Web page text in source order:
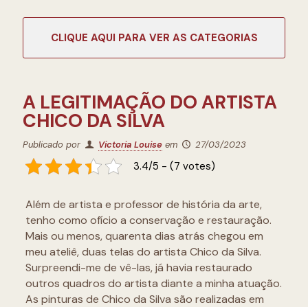
A LEGITIMAÇÃO DO ARTISTA
CHICO DA SILVA
Publicado por Victoria Louise em 27/03/2023
3.4/5 - (7 votes)
Além de artista e professor de história da arte,
tenho como ofício a conservação e restauração.
Mais ou menos, quarenta dias atrás chegou em
meu ateliê, duas telas do artista Chico da Silva.
Surpreendi-me de vê-las, já havia restaurado
outros quadros do artista diante a minha atuação.
As pinturas de Chico da Silva são realizadas em
CATEGORIAS